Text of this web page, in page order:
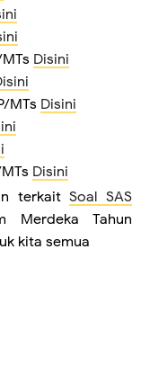
Disini
MTs Disini
Disini
terkaitSoal SAS
Merdeka Tahun
kita semua